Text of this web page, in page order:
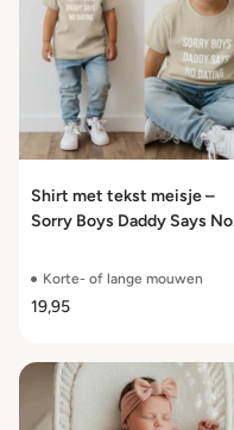
Shirt met tekst meisje –
Sorry Boys Daddy Says No
Korte- of lange mouwen
19,95